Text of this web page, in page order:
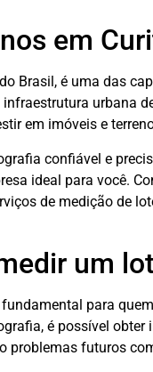
em
Brasil, é uma das
urbana
em imóveis e
confiável e
ideal para você.
de medição de
um
para
é possível
problemas futuros